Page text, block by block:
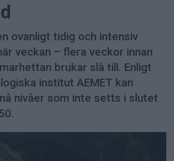
ovanligt tidig och intensiv
veckan – flera veckor innan
brukar slå till. Enligt
institut AEMET kan
nivåer som inte setts i slutet